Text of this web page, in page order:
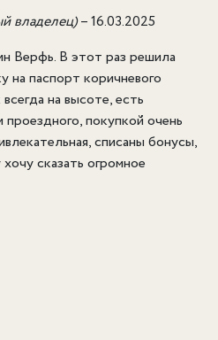
владелец)–16.03.2025
Верфь. В этот раз решила
на паспорт коричневого
на высоте, есть
покупкой очень
списаны бонусы,
сказать огромное